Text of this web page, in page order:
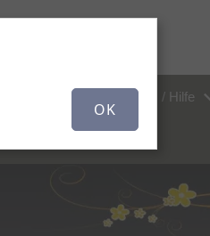
Über uns... FAQ / Hilfe
OK